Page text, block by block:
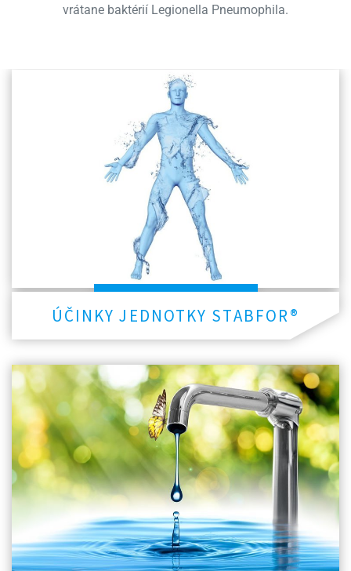
vrátane baktérií Legionella Pneumophila.
ÚČINKY JEDNOTKY STABFOR®